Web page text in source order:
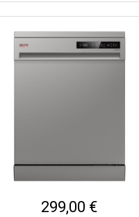
299,00 €